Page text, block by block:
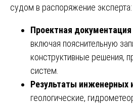
судом в распоряжение эксперта:
Проектная документация
включая пояснительную
конструктивные решения,
систем.
Результаты инженерных
геологические,